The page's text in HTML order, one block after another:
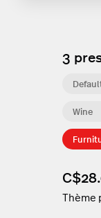
3
Wine
Thème